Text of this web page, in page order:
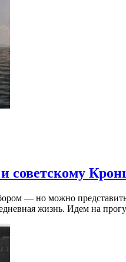
советскому
— но можно представить
жизнь. Идем на